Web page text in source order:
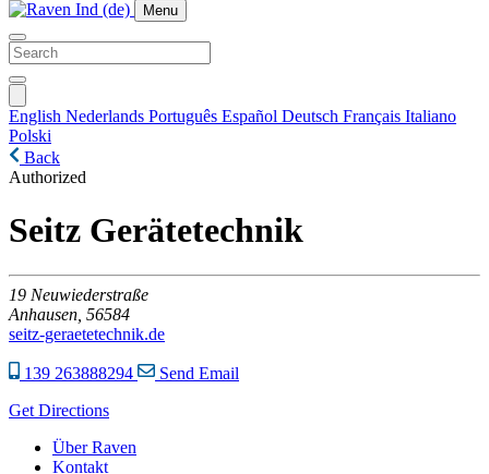
Menu
English Nederlands Português Español Deutsch Français Italiano
Polski
Back
Authorized
Seitz Gerätetechnik
19 Neuwiederstraße
Anhausen, 56584
seitz-geraetetechnik.de
139 263888294
Send Email
Get Directions
Über Raven
Kontakt